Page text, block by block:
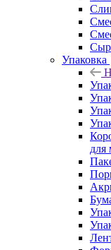
Сыр
Упаковка
для